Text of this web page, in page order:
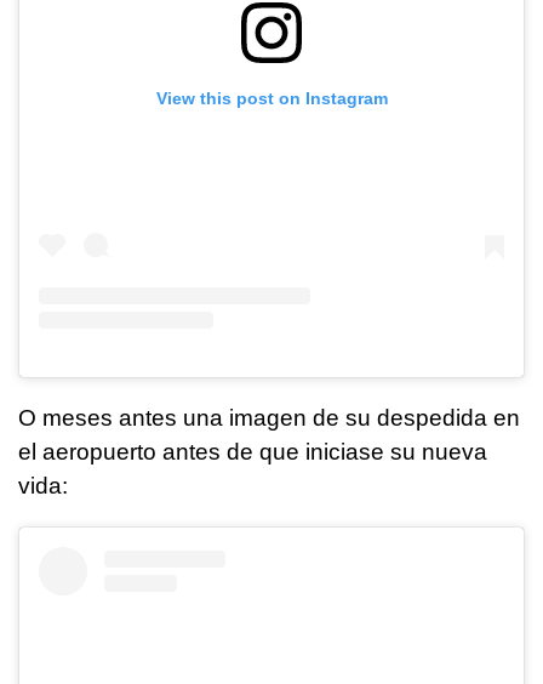
View this post on Instagram
O meses antes una imagen de su despedida en
el aeropuerto antes de que iniciase su nueva
vida: